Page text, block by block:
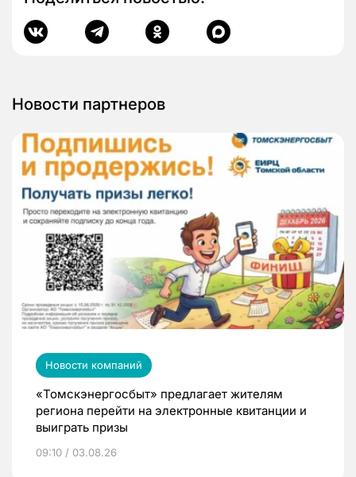
Новости партнеров
Новости компаний
«Томскэнергосбыт» предлагает жителям
региона перейти на электронные квитанции и
выиграть призы
09:10 / 03.08.26